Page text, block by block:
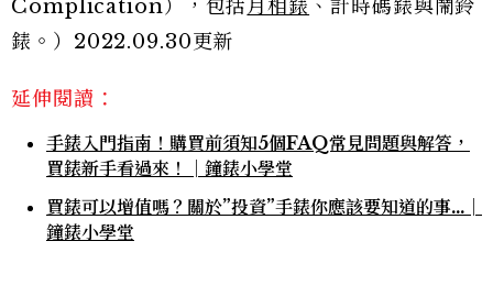
Complication），包括月相錶 、計時碼錶與鬧鈴
錶。）2022.09.30更新
延伸閱讀：
手錶入門指南！購買前須知5個FAQ常見問題與解答，
買錶新手看過來！│鐘錶小學堂
買錶可以增值嗎？關於”投資”手錶你應該要知道的事…│
鐘錶小學堂